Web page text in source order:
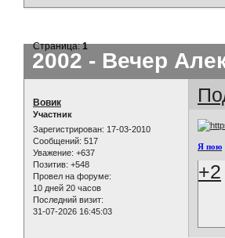
2002 - Вечер
Страница:1
Вовик
Участник
Зарегистрирован: 17-03-2010
Сообщений: 517
Уважение: +637
Позитив: +548
Провел на форуме:
10 дней 20 часов
Последний визит:
31-07-2026 16:45:03
Я пою
+2